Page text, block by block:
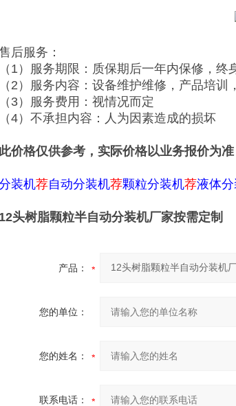
后服务：
（1）服务期限：质保期后一年内保修，终
（2）服务内容：设备维护维修，产品培训
（3）服务费用：视情况而定
（4）不承担内容：人为因素造成的损坏
价格仅供参考，实际价格以业务报价为准
装机荐自动分装机荐颗粒分装机荐液体
12头树脂颗粒半自动分装机厂家按需定制
产品：
您的单位：
您的姓名：
联系电话：